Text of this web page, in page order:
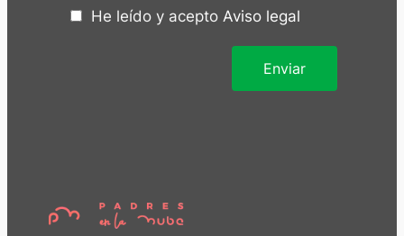
He leído y acepto Aviso legal